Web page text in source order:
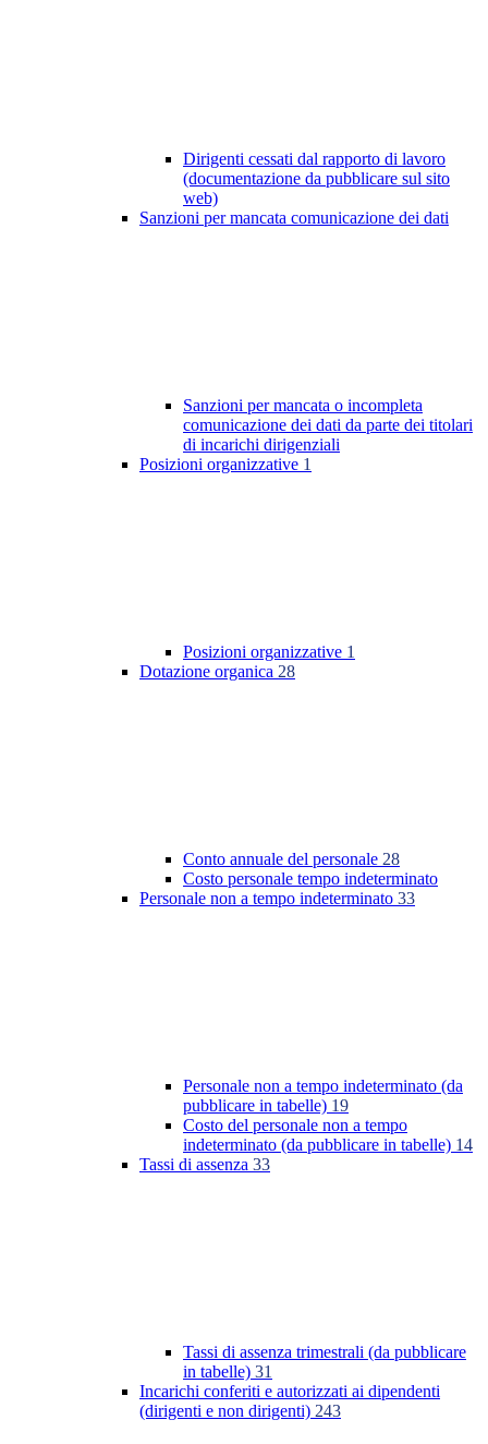
Dirigenti cessati dal rapporto di lavoro
(documentazione da pubblicare sul sito
web)
Sanzioni per mancata comunicazione dei dati
Sanzioni per mancata o incompleta
comunicazione dei dati da parte dei titolari
di incarichi dirigenziali
Posizioni organizzative 1
Posizioni organizzative 1
Dotazione organica 28
Conto annuale del personale 28
Costo personale tempo indeterminato
Personale non a tempo indeterminato 33
Personale non a tempo indeterminato (da
pubblicare in tabelle) 19
Costo del personale non a tempo
indeterminato (da pubblicare in tabelle) 14
Tassi di assenza 33
Tassi di assenza trimestrali (da pubblicare
in tabelle) 31
Incarichi conferiti e autorizzati ai dipendenti
(dirigenti e non dirigenti) 243